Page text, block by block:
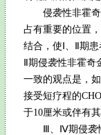
侵袭性非霍奇
占有重要的位置
结合，使Ⅰ、Ⅱ期
Ⅱ期侵袭性非霍
一致的观点是，
接受短疗程的
于10厘米或伴有
Ⅲ、Ⅳ期侵袭性